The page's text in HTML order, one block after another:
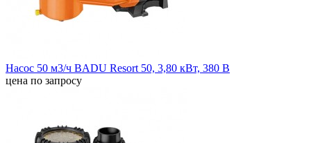
Насос 50 м3/ч BADU Resort 50, 3,80 кВт, 380 В
цена по запросу